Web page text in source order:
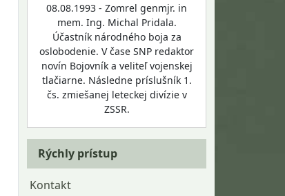
08.08.1993 - Zomrel genmjr. in
mem. Ing. Michal Pridala.
Účastník národného boja za
oslobodenie. V čase SNP redaktor
novín Bojovník a veliteľ vojenskej
tlačiarne. Následne príslušník 1.
čs. zmiešanej leteckej divízie v
ZSSR.
Rýchly prístup
Kontakt